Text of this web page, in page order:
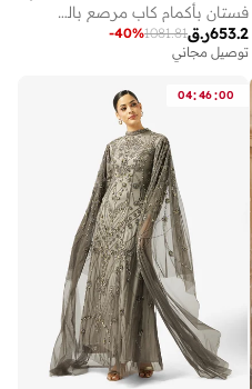
فستان بأكمام كاب مرصع بالترتر
ر.ق653.2
1081.81
-40%
توصيل مجاني
04:46:00